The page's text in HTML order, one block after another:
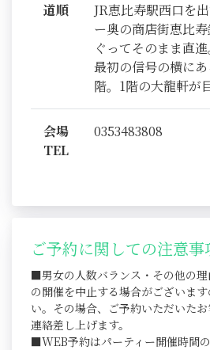
道順
JR恵比寿駅西口を
ー奥の商店街恵比
ぐってそのまま直進
最初の信号の横に
階。1階の大龍軒が
会場
TEL
0353483808
ご予約に関しての注意事
■男女の人数バランス・その他の
の開催を中止する場合がございま
い。その場合、ご予約いただいた
連絡差し上げます。
■WEB予約はパーティー開催時間